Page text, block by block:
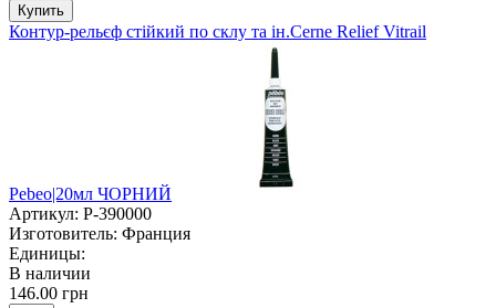
Купить
Контур-рельєф стійкий по склу та ін.Cerne Relief Vitrail
Pebeo|20мл ЧОРНИЙ
Артикул: P-390000
Изготовитель: Франция
Единицы:
В наличии
146.00 грн